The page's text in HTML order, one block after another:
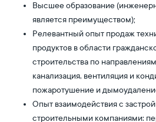
Высшее образование
является преимуществом);
Релевантный опыт продаж
продуктов в области
строительства по
канализация, вентиляция и
пожаротушение и
Опыт взаимодействия с
строительными компаниями: